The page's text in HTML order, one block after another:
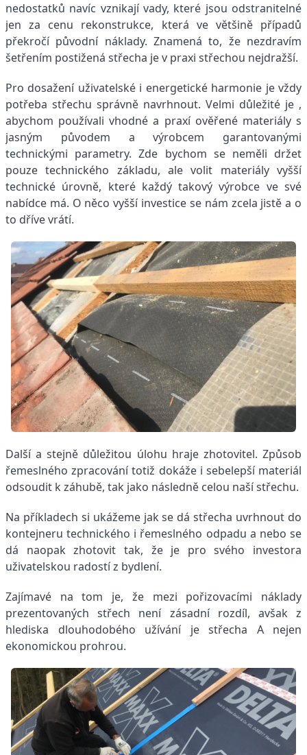
nedostatků navíc vznikají vady, které jsou odstranitelné
jen za cenu rekonstrukce, která ve většině případů
překročí původní náklady. Znamená to, že nezdravím
šetřením postižená střecha je v praxi střechou nejdražší.
Pro dosažení uživatelské i energetické harmonie je vždy
potřeba střechu správně navrhnout. Velmi důležité je ,
abychom používali vhodné a praxí ověřené materiály s
jasným původem a výrobcem garantovanými
technickými parametry. Zde bychom se neměli držet
pouze technického základu, ale volit materiály vyšší
technické úrovně, které každý takový výrobce ve své
nabídce má. O něco vyšší investice se nám zcela jistě a o
to dříve vrátí.
Další a stejně důležitou úlohu hraje zhotovitel. Způsob
řemeslného zpracování totiž dokáže i sebelepší materiál
odsoudit k záhubě, tak jako následně celou naší střechu.
Na příkladech si ukážeme jak se dá střecha uvrhnout do
kontejneru technického i řemeslného odpadu a nebo se
dá naopak zhotovit tak, že je pro svého investora
uživatelskou radostí z bydlení.
Zajímavé na tom je, že mezi pořizovacími náklady
prezentovaných střech není zásadní rozdíl, avšak z
hlediska dlouhodobého užívání je střecha A nejen
ekonomickou prohrou.